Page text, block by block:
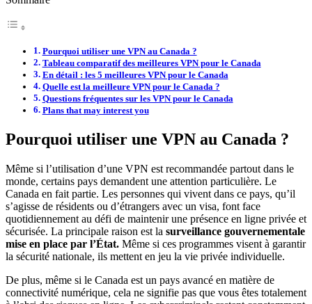
Pourquoi utiliser une VPN au Canada ?
Tableau comparatif des meilleures VPN pour le Canada
En détail : les 5 meilleures VPN pour le Canada
Quelle est la meilleure VPN pour le Canada ?
Questions fréquentes sur les VPN pour le Canada
Plans that may interest you
Pourquoi utiliser une VPN au Canada ?
Même si l’utilisation d’une VPN est recommandée partout dans le
monde, certains pays demandent une attention particulière. Le
Canada en fait partie. Les personnes qui vivent dans ce pays, qu’il
s’agisse de résidents ou d’étrangers avec un visa, font face
quotidiennement au défi de maintenir une présence en ligne privée et
sécurisée. La principale raison est la surveillance gouvernementale
mise en place par l’État. Même si ces programmes visent à garantir
la sécurité nationale, ils mettent en jeu la vie privée individuelle.
De plus, même si le Canada est un pays avancé en matière de
connectivité numérique, cela ne signifie pas que vous êtes totalement